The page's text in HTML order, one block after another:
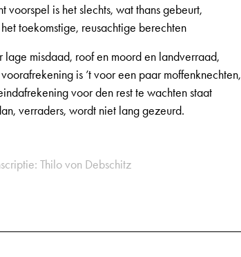
voorspel is het slechts, wat thans gebeurt,
toekomstige, reusachtige berechten
lage misdaad, roof en moord en landverraad,
is ’t voor een paar moffenknechten,
voor den rest te wachten staat
verraders, wordt niet lang gezeurd.
Thilo von Debschitz